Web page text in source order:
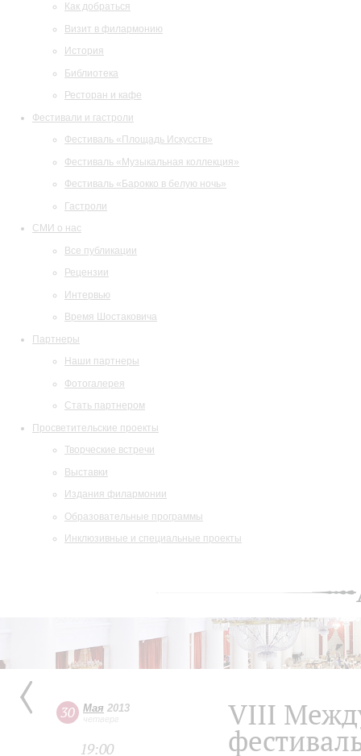
Как добраться
Визит в филармонию
История
Библиотека
Ресторан и кафе
Фестивали и гастроли
Фестиваль «Площадь Искусств»
Фестиваль «Музыкальная коллекция»
Фестиваль «Барокко в белую ночь»
Гастроли
СМИ о нас
Все публикации
Рецензии
Интервью
Время Шостаковича
Партнеры
Наши партнеры
Фотогалерея
Стать партнером
Просветительские проекты
Творческие встречи
Выставки
Издания филармонии
Образовательные программы
Инклюзивные и специальные проекты
30 Мая 2013
четверг
19:00
VIII